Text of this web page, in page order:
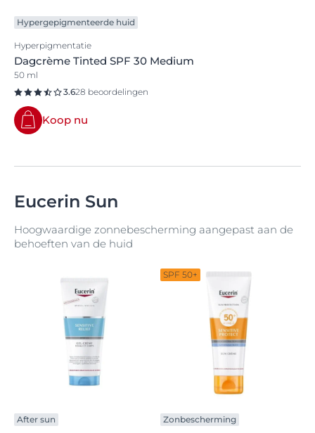
Hypergepigmenteerde huid
Hyperpigmentatie
Dagcrème Tinted SPF 30 Medium
50 ml
3.628 beoordelingen
Koop nu
Eucerin Sun
Hoogwaardige zonnebescherming aangepast aan de
behoeften van de huid
After sun
SPF 50+
Zonbescherming